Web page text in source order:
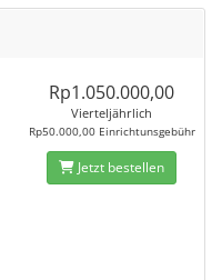
Rp1.050.000,00
Vierteljährlich
Rp50.000,00 Einrichtunsgebühr
Jetzt bestellen